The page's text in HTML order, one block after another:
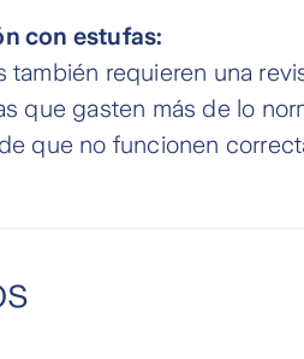
con estufas:
también requieren una
que gasten más de lo
que no funcionen